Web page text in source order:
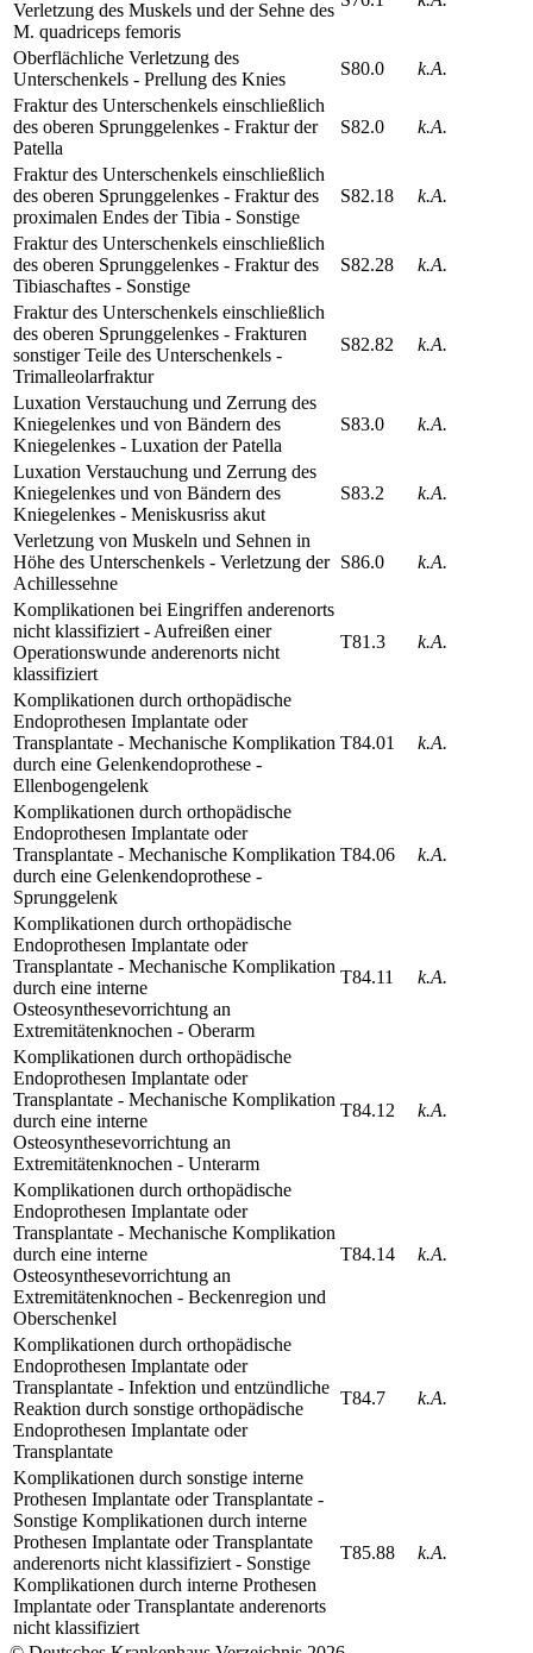
Verletzung des Muskels und der Sehne des
M. quadriceps femoris
Oberflächliche Verletzung des
Unterschenkels - Prellung des Knies
S80.0
k.A.
Fraktur des Unterschenkels einschließlich
des oberen Sprunggelenkes - Fraktur der
Patella
S82.0 k.A.
Fraktur des Unterschenkels einschließlich
des oberen Sprunggelenkes - Fraktur des
proximalen Endes der Tibia - Sonstige
S82.18 k.A.
Fraktur des Unterschenkels einschließlich
des oberen Sprunggelenkes - Fraktur des
Tibiaschaftes - Sonstige
S82.28 k.A.
Fraktur des Unterschenkels einschließlich
des oberen Sprunggelenkes - Frakturen
sonstiger Teile des Unterschenkels -
Trimalleolarfraktur
S82.82 k.A.
Luxation Verstauchung und Zerrung des
Kniegelenkes und von Bändern des
Kniegelenkes - Luxation der Patella
S83.0 k.A.
Luxation Verstauchung und Zerrung des
Kniegelenkes und von Bändern des
Kniegelenkes - Meniskusriss akut
S83.2 k.A.
Verletzung von Muskeln und Sehnen in
Höhe des Unterschenkels - Verletzung der
Achillessehne
S86.0 k.A.
Komplikationen bei Eingriffen anderenorts
nicht klassifiziert - Aufreißen einer
Operationswunde anderenorts nicht
klassifiziert
T81.3 k.A.
Komplikationen durch orthopädische
Endoprothesen Implantate oder
Transplantate - Mechanische Komplikation
durch eine Gelenkendoprothese -
Ellenbogengelenk
T84.01 k.A.
Komplikationen durch orthopädische
Endoprothesen Implantate oder
Transplantate - Mechanische Komplikation
durch eine Gelenkendoprothese -
Sprunggelenk
T84.06 k.A.
Komplikationen durch orthopädische
Endoprothesen Implantate oder
Transplantate - Mechanische Komplikation
durch eine interne
Osteosynthesevorrichtung an
Extremitätenknochen - Oberarm
T84.11 k.A.
Komplikationen durch orthopädische
Endoprothesen Implantate oder
Transplantate - Mechanische Komplikation
durch eine interne
Osteosynthesevorrichtung an
Extremitätenknochen - Unterarm
T84.12 k.A.
Komplikationen durch orthopädische
Endoprothesen Implantate oder
Transplantate - Mechanische Komplikation
durch eine interne
Osteosynthesevorrichtung an
Extremitätenknochen - Beckenregion und
Oberschenkel
T84.14 k.A.
Komplikationen durch orthopädische
Endoprothesen Implantate oder
Transplantate - Infektion und entzündliche
Reaktion durch sonstige orthopädische
Endoprothesen Implantate oder
Transplantate
T84.7 k.A.
Komplikationen durch sonstige interne
Prothesen Implantate oder Transplantate -
Sonstige Komplikationen durch interne
Prothesen Implantate oder Transplantate
anderenorts nicht klassifiziert - Sonstige
Komplikationen durch interne Prothesen
Implantate oder Transplantate anderenorts
nicht klassifiziert
T85.88 k.A.